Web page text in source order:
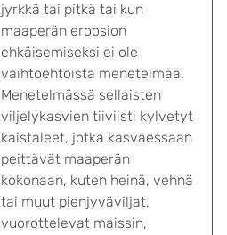
jyrkkä tai pitkä tai kun
maaperän eroosion
ehkäisemiseksi ei ole
vaihtoehtoista menetelmää.
Menetelmässä sellaisten
viljelykasvien tiiviisti kylvetyt
kaistaleet, jotka kasvaessaan
peittävät maaperän
kokonaan, kuten heinä, vehnä
tai muut pienjyväviljat,
vuorottelevat maissin,